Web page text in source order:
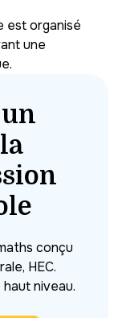
est organisé
une
conçu
HEC.
niveau.